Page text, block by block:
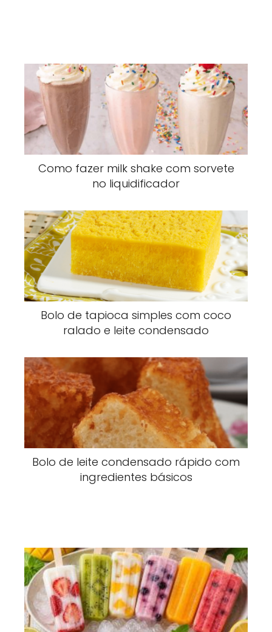
Como fazer milk shake com sorvete
no liquidificador
Bolo de tapioca simples com coco
ralado e leite condensado
Bolo de leite condensado rápido com
ingredientes básicos